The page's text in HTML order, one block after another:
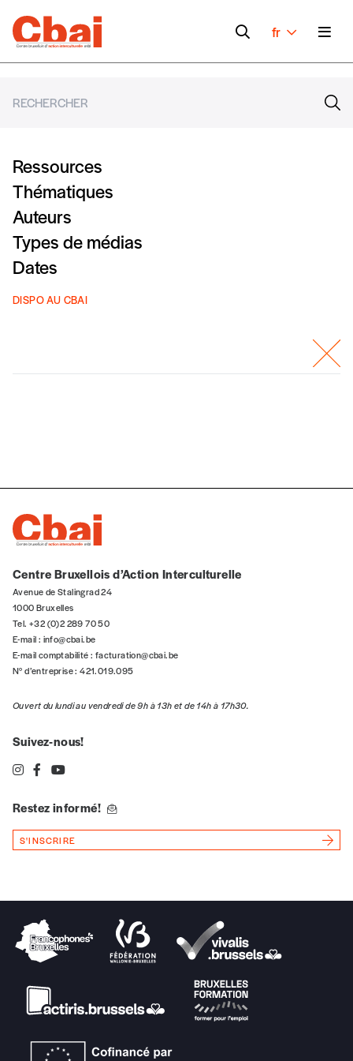
fr
Ressources
Thématiques
Auteurs
Types de médias
Dates
DISPO AU CBAI
Centre Bruxellois d’Action Interculturelle
Avenue de Stalingrad 24
1000 Bruxelles
Tel. +32 (0)2 289 70 50
E-mail : info@cbai.be
E-mail comptabilité : facturation@cbai.be
N° d’entreprise : 421.019.095
Ouvert du lundi au vendredi de 9h à 13h et de 14h à 17h30.
Suivez-nous!
Restez informé!
S'INSCRIRE